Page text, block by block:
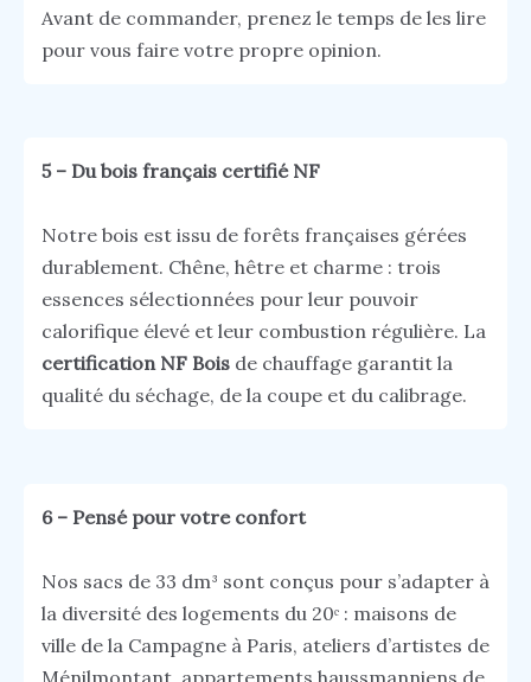
Avant de commander, prenez le temps de les lire
pour vous faire votre propre opinion.
5 – Du bois français certifié NF
Notre bois est issu de forêts françaises gérées
durablement. Chêne, hêtre et charme : trois
essences sélectionnées pour leur pouvoir
calorifique élevé et leur combustion régulière. La
certification NF Bois de chauffage garantit la
qualité du séchage, de la coupe et du calibrage.
6 – Pensé pour votre confort
Nos sacs de 33 dm³ sont conçus pour s’adapter à
la diversité des logements du 20ᵉ : maisons de
ville de la Campagne à Paris, ateliers d’artistes de
Ménilmontant, appartements haussmanniens de